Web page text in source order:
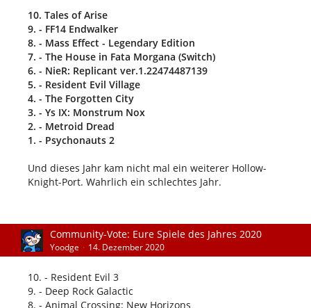
10. Tales of Arise
9. - FF14 Endwalker
8. - Mass Effect - Legendary Edition
7. - The House in Fata Morgana (Switch)
6. - NieR: Replicant ver.1.22474487139
5. - Resident Evil Village
4. - The Forgotten City
3. - Ys IX: Monstrum Nox
2. - Metroid Dread
1. - Psychonauts 2
Und dieses Jahr kam nicht mal ein weiterer Hollow-
Knight-Port. Wahrlich ein schlechtes Jahr.
Community-Vote: Eure Spiele des Jahres 2020
Yoodge 14. Dezember 2020
10. - Resident Evil 3
9. - Deep Rock Galactic
8. - Animal Crossing: New Horizons